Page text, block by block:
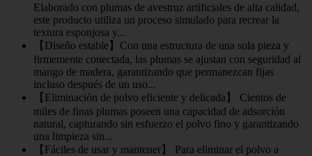
Elaborado con plumas de avestruz artificiales de alta calidad,
este producto utiliza un proceso simulado para recrear la
textura esponjosa y...
【Diseño estable】Con una estructura de una sola pieza y
firmemente conectada, las plumas se ajustan con seguridad al
mango de madera, garantizando que permanezcan fijas
incluso después de un uso...
【Eliminación de polvo eficiente y delicada】 Cientos de
miles de finas plumas poseen una capacidad de adsorción
natural, capturando sin esfuerzo el polvo fino y garantizando
una limpieza sin...
【Fáciles de usar y mantener】 Para eliminar el polvo a